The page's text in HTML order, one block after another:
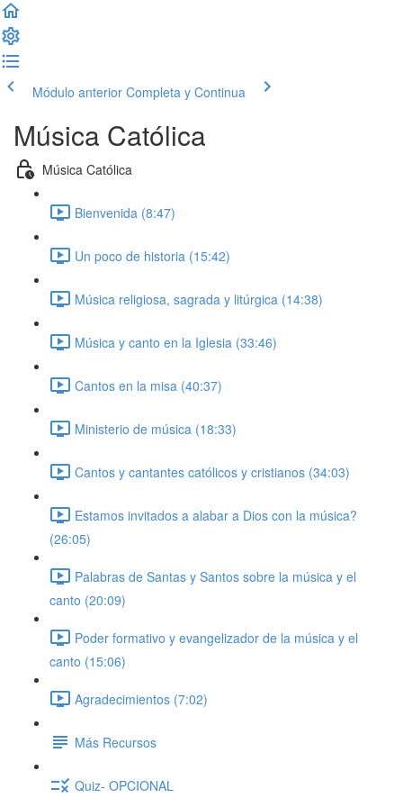
Módulo anterior Completa y Continua
Música Católica
Música Católica
Bienvenida (8:47)
Un poco de historia (15:42)
Música religiosa, sagrada y litúrgica (14:38)
Música y canto en la Iglesia (33:46)
Cantos en la misa (40:37)
Ministerio de música (18:33)
Cantos y cantantes católicos y cristianos (34:03)
Estamos invitados a alabar a Dios con la música?
(26:05)
Palabras de Santas y Santos sobre la música y el
canto (20:09)
Poder formativo y evangelizador de la música y el
canto (15:06)
Agradecimientos (7:02)
Más Recursos
Quiz- OPCIONAL